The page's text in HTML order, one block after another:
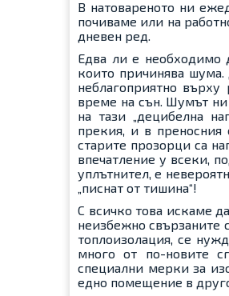
В натовареното ни
почиваме или на
дневен ред.
Едва ли е необходимо
които причинява
неблагоприятно върху
време на сън. Шумът ни
на тази „децибелна
прекия, и в
старите прозорци са
впечатление у всеки,
уплътнител, е
„писнат от тишина“!
С всичко това искаме
неизбежно свързаните
топлоизолация, се
много от по-новите
специални мерки за
едно помещение в